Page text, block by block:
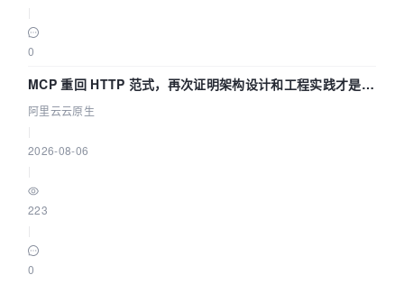
0
MCP 重回 HTTP 范式，再次证明架构设计和工程实践才是稀
缺资源
阿里云云原生
2026-08-06
223
0